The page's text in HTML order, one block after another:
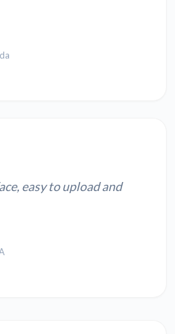
easy to upload and